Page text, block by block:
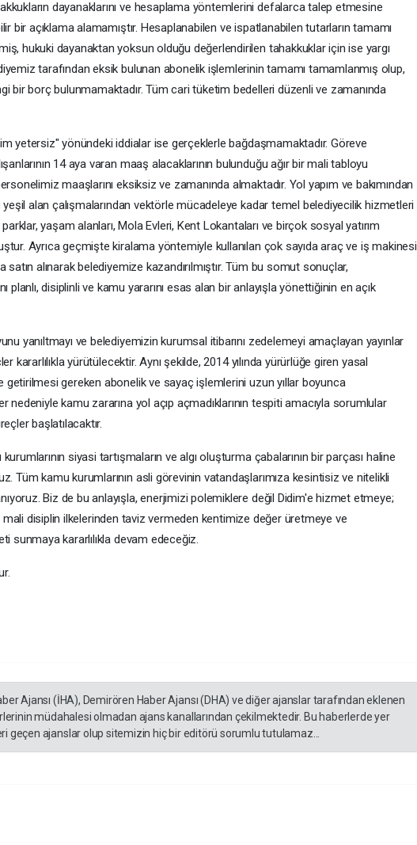
dayanaklarını ve hesaplama yöntemlerini defalarca talep etmesine
bir açıklama alamamıştır. Hesaplanabilen ve ispatlanabilen tutarların tamamı
hukuki dayanaktan yoksun olduğu değerlendirilen tahakkuklar için ise yargı
tarafından eksik bulunan abonelik işlemlerinin tamamı tamamlanmış olup,
bir borç bulunmamaktadır. Tüm cari tüketim bedelleri düzenli ve zamanında
yetersiz" yönündeki iddialar ise gerçeklerle bağdaşmamaktadır. Göreve
14 aya varan maaş alacaklarının bulunduğu ağır bir mali tabloyu
maaşlarını eksiksiz ve zamanında almaktadır. Yol yapım ve bakımından
alan çalışmalarından vektörle mücadeleye kadar temel belediyecilik hizmetleri
yaşam alanları, Mola Evleri, Kent Lokantaları ve birçok sosyal yatırım
Ayrıca geçmişte kiralama yöntemiyle kullanılan çok sayıda araç ve iş makinesi
alınarak belediyemize kazandırılmıştır. Tüm bu somut sonuçlar,
planlı, disiplinli ve kamu yararını esas alan bir anlayışla yönettiğinin en açık
yanıltmayı ve belediyemizin kurumsal itibarını zedelemeyi amaçlayan yayınlar
kararlılıkla yürütülecektir. Aynı şekilde, 2014 yılında yürürlüğe giren yasal
getirilmesi gereken abonelik ve sayaç işlemlerini uzun yıllar boyunca
kamu zararına yol açıp açmadıklarının tespiti amacıyla sorumlular
başlatılacaktır.
siyasi tartışmaların ve algı oluşturma çabalarının bir parçası haline
Tüm kamu kurumlarının asli görevinin vatandaşlarımıza kesintisiz ve nitelikli
Biz de bu anlayışla, enerjimizi polemiklere değil Didim'e hizmet etmeye;
disiplin ilkelerinden taviz vermeden kentimize değer üretmeye ve
sunmaya kararlılıkla devam edeceğiz.
Ajansı (İHA), Demirören Haber Ajansı (DHA) ve diğer ajanslar tarafından eklenen
müdahalesi olmadan ajans kanallarından çekilmektedir. Bu haberlerde yer
geçen ajanslar olup sitemizin hiç bir editörü sorumlu tutulamaz...